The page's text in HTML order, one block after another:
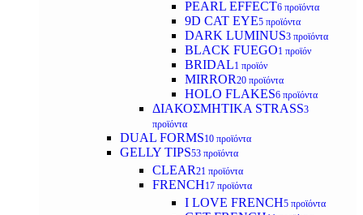
PEARL EFFECT6 προϊόντα
9D CAT EYE5 προϊόντα
DARK LUMINUS3 προϊόντα
BLACK FUEGO1 προϊόν
BRIDAL1 προϊόν
MIRROR20 προϊόντα
HOLO FLAKES6 προϊόντα
ΔΙΑΚΟΣΜΗΤΙΚΑ STRASS3
προϊόντα
DUAL FORMS10 προϊόντα
GELLY TIPS53 προϊόντα
CLEAR21 προϊόντα
FRENCH17 προϊόντα
I LOVE FRENCH5 προϊόντα